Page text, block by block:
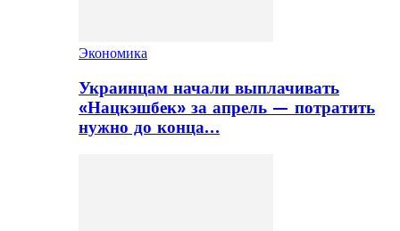
Экономика
Украинцам начали выплачивать
«Нацкэшбек» за апрель — потратить
нужно до конца…